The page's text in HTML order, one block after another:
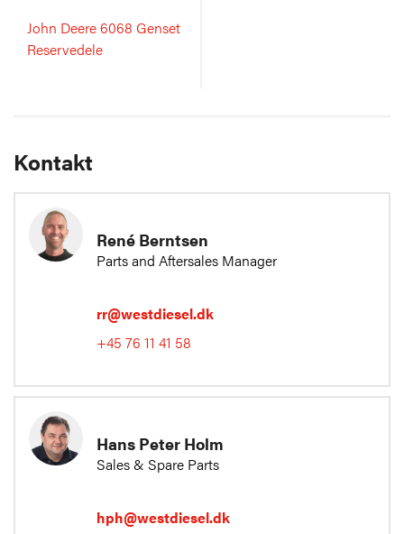
John Deere 6068 Genset
Reservedele
Kontakt
René Berntsen
Parts and Aftersales Manager
rr@westdiesel.dk
+45 76 11 41 58
Hans Peter Holm
Sales & Spare Parts
hph@westdiesel.dk